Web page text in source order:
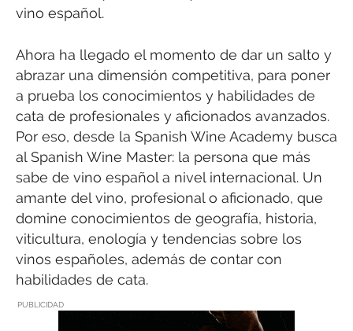
vino español.
Ahora ha llegado el momento de dar un salto y
abrazar una dimensión competitiva, para poner
a prueba los conocimientos y habilidades de
cata de profesionales y aficionados avanzados.
Por eso, desde la Spanish Wine Academy busca
al Spanish Wine Master: la persona que más
sabe de vino español a nivel internacional. Un
amante del vino, profesional o aficionado, que
domine conocimientos de geografía, historia,
viticultura, enología y tendencias sobre los
vinos españoles, además de contar con
habilidades de cata.
PUBLICIDAD